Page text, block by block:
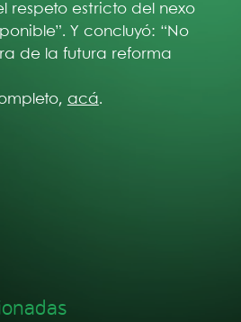
respeto estricto del nexo
Y concluyó: “No
de la futura reforma
acá.